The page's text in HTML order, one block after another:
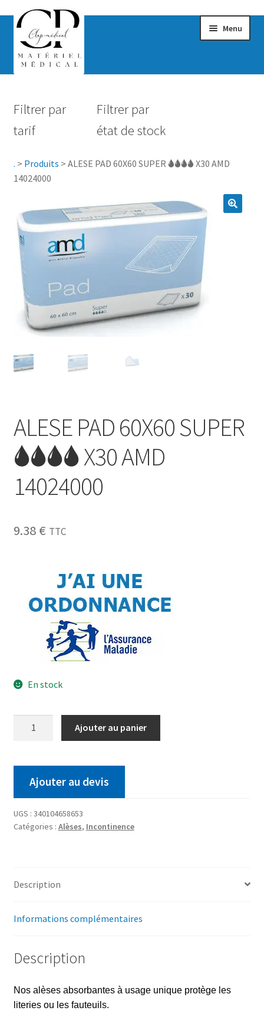
Menu
Hygiène
Accessoires Salle de bain
Vêtements & Chaussures
Sécurité
Pro.
0.00 €
Filtrer par
tarif
Filtrer par
état de stock
. > Produits > ALESE PAD 60X60 SUPER 🌢🌢🌢🌢 X30 AMD
14024000
ALESE PAD 60X60 SUPER
🌢🌢🌢🌢 X30 AMD
14024000
9.38 € TTC
En stock
Ajouter au panier
Ajouter au devis
UGS : 340104658653
Catégories : Alèses, Incontinence
Description
Informations complémentaires
Description
Nos alèses absorbantes à usage unique protège les
literies ou les fauteuils.